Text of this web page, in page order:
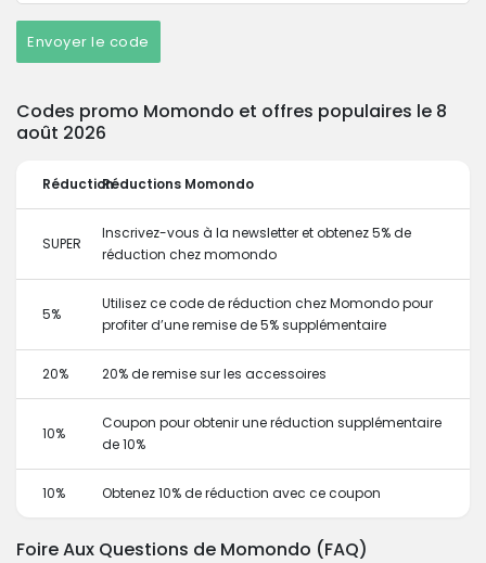
Envoyer le code
Codes promo Momondo et offres populaires le 8
août 2026
RéductionRéductions Momondo
SUPER
Inscrivez-vous à la newsletter et obtenez 5% de
réduction chez momondo
5%
Utilisez ce code de réduction chez Momondo pour
profiter d’une remise de 5% supplémentaire
20% 20% de remise sur les accessoires
10%
Coupon pour obtenir une réduction supplémentaire
de 10%
10% Obtenez 10% de réduction avec ce coupon
Foire Aux Questions de Momondo (FAQ)